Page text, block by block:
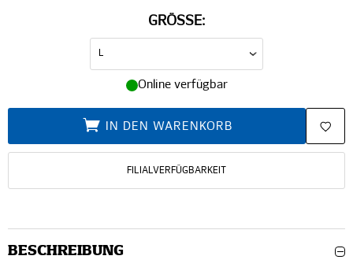
GRÖSSE:
Online verfügbar
IN DEN WARENKORB
FILIALVERFÜGBARKEIT
BESCHREIBUNG